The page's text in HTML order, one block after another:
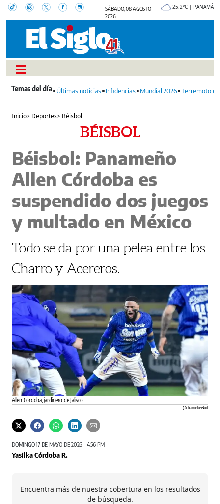
SÁBADO, 08 AGOSTO
2026
25.2°C | PANAMÁ
Últimas noticias Infidencias Mundial 2026 Terremoto
Inicio> Deportes> Béisbol
BÉISBOL
Béisbol: Panameño
Allen Córdoba es
suspendido dos juegos
y multado en México
Todo se da por una pelea entre los
Charro y Acereros.
Allen Córdoba, jardinero de Jalisco.
@charrosbeisbol
DOMINGO 17 DE MAYO DE 2026 - 4:56 PM
Yasilka Córdoba R.
Encuentra más de nuestra cobertura en los resultados
de búsqueda.